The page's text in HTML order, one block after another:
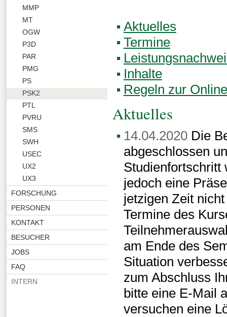
MMP
MT
OGW
P3D
PAR
PMG
PS
PSK2
PTL
PVRU
SMS
SWH
USEC
UX2
UX3
FORSCHUNG
PERSONEN
KONTAKT
BESUCHER
JOBS
FAQ
INTERN
Aktuelles
Termine
Inhalte
Regeln zur
Aktuelles
14.04.2020Die
abgeschlossen
Studienfortschritt
jedoch eine
jetzigen Zeit
Termine des
am Ende des
Situation
zum Abschluss
bitte eine E-Mail
versuchen eine